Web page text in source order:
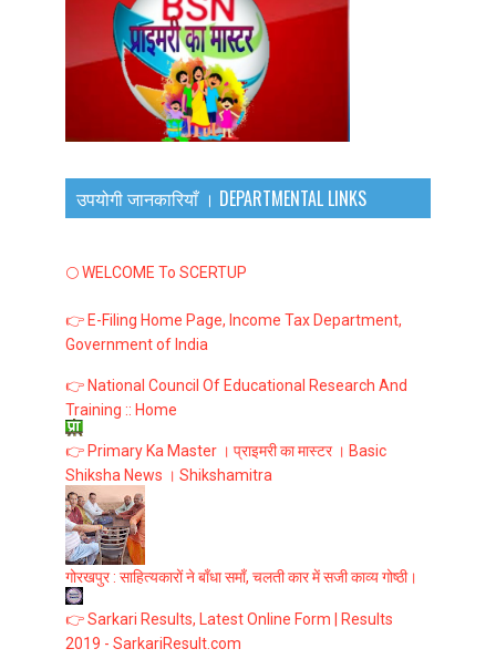
उपयोगी जानकारियाँ । DEPARTMENTAL LINKS
🌕 WELCOME To SCERTUP
👉 E-Filing Home Page, Income Tax Department,
Government of India
👉 National Council Of Educational Research And
Training :: Home
👉 Primary Ka Master । प्राइमरी का मास्टर । Basic
Shiksha News । Shikshamitra
गोरखपुर : साहित्यकारों ने बाँधा समाँ, चलती कार में सजी काव्य गोष्ठी।
👉 Sarkari Results, Latest Online Form | Results
2019 - SarkariResult.com